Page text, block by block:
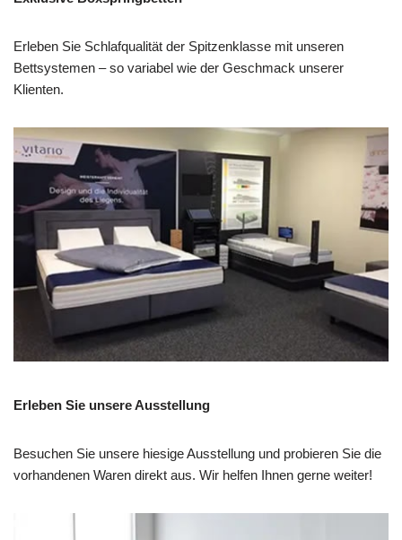
Erleben Sie Schlafqualität der Spitzenklasse mit unseren
Bettsystemen – so variabel wie der Geschmack unserer
Klienten.
Erleben Sie unsere Ausstellung
Besuchen Sie unsere hiesige Ausstellung und probieren Sie die
vorhandenen Waren direkt aus. Wir helfen Ihnen gerne weiter!